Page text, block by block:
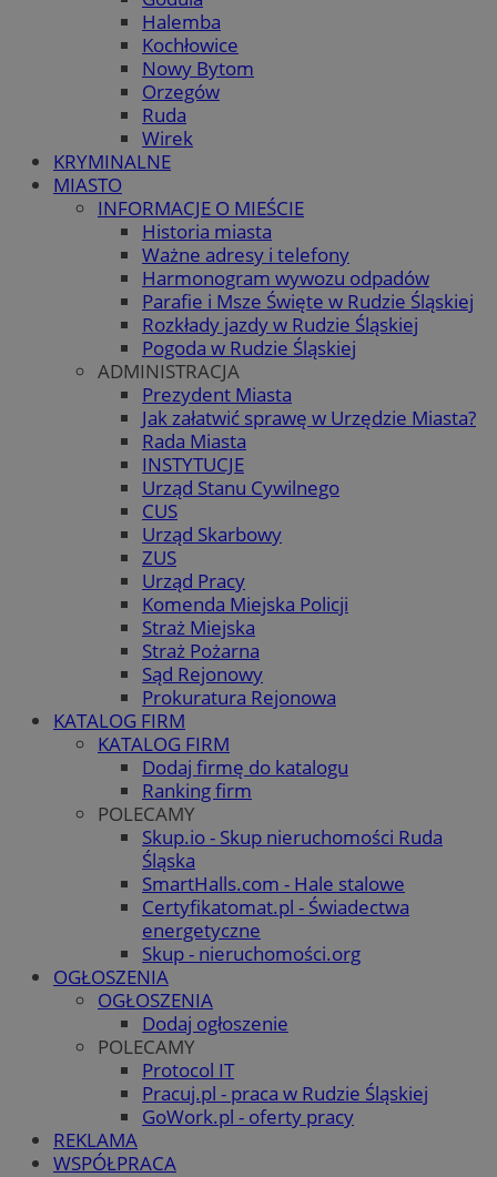
Halemba
Kochłowice
Nowy Bytom
Orzegów
Ruda
Wirek
KRYMINALNE
MIASTO
INFORMACJE O MIEŚCIE
Historia miasta
Ważne adresy i telefony
Harmonogram wywozu odpadów
Parafie i Msze Święte w Rudzie Śląskiej
Rozkłady jazdy w Rudzie Śląskiej
Pogoda w Rudzie Śląskiej
ADMINISTRACJA
Prezydent Miasta
Jak załatwić sprawę w Urzędzie Miasta?
Rada Miasta
INSTYTUCJE
Urząd Stanu Cywilnego
CUS
Urząd Skarbowy
ZUS
Urząd Pracy
Komenda Miejska Policji
Straż Miejska
Straż Pożarna
Sąd Rejonowy
Prokuratura Rejonowa
KATALOG FIRM
KATALOG FIRM
Dodaj firmę do katalogu
Ranking firm
POLECAMY
Skup.io - Skup nieruchomości Ruda
Śląska
SmartHalls.com - Hale stalowe
Certyfikatomat.pl - Świadectwa
energetyczne
Skup - nieruchomości.org
OGŁOSZENIA
OGŁOSZENIA
Dodaj ogłoszenie
POLECAMY
Protocol IT
Pracuj.pl - praca w Rudzie Śląskiej
GoWork.pl - oferty pracy
REKLAMA
WSPÓŁPRACA